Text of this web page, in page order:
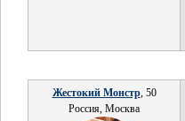
Жестокий Монстр, 50
Россия, Москва